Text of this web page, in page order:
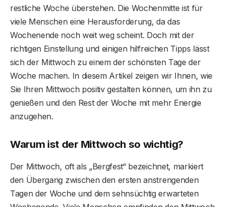
restliche Woche überstehen. Die Wochenmitte ist für
viele Menschen eine Herausforderung, da das
Wochenende noch weit weg scheint. Doch mit der
richtigen Einstellung und einigen hilfreichen Tipps lässt
sich der Mittwoch zu einem der schönsten Tage der
Woche machen. In diesem Artikel zeigen wir Ihnen, wie
Sie Ihren Mittwoch positiv gestalten können, um ihn zu
genießen und den Rest der Woche mit mehr Energie
anzugehen.
Warum ist der Mittwoch so wichtig?
Der Mittwoch, oft als „Bergfest“ bezeichnet, markiert
den Übergang zwischen den ersten anstrengenden
Tagen der Woche und dem sehnsüchtig erwarteten